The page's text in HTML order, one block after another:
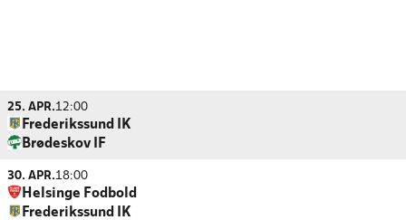
25. APR.12:00
Frederikssund IK
Brødeskov IF
30. APR.18:00
Helsinge Fodbold
Frederikssund IK